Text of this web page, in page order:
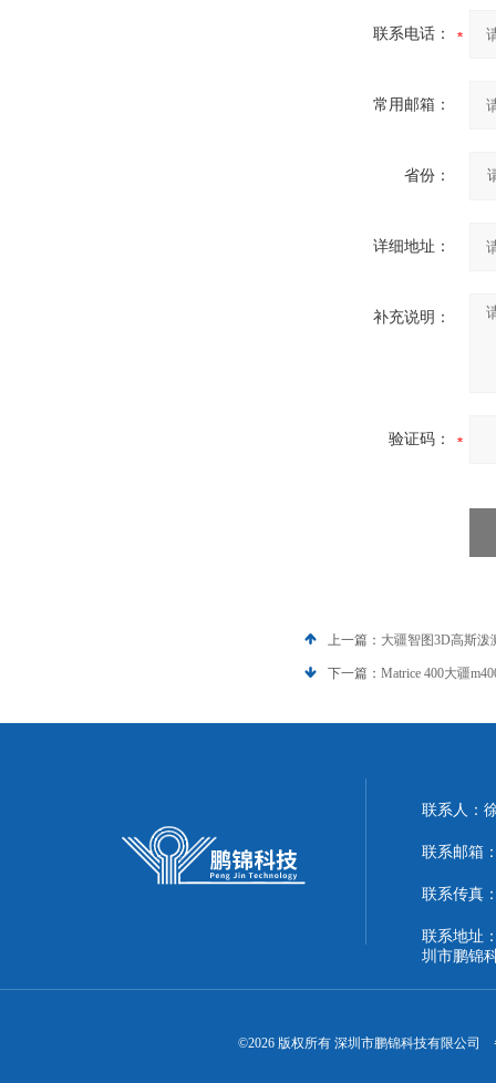
联系电话：
常用邮箱：
省份：
详细地址：
补充说明：
验证码：
上一篇： 大疆智图3D高斯
下一篇： Matrice 400大疆
联系人：
联系邮箱
联系传真
联系地址
圳市鹏锦
©2026 版权所有 深圳市鹏锦科技有限公司